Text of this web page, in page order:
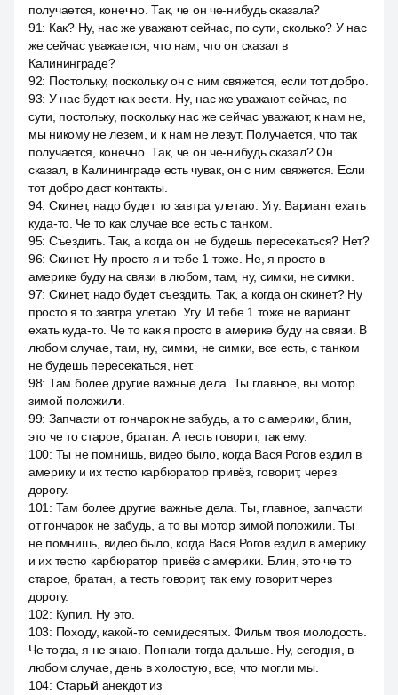
получается, конечно. Так, че он че-нибудь сказала?
91: Как? Ну, нас же уважают сейчас, по сути, сколько? У нас
же сейчас уважается, что нам, что он сказал в
Калининграде?
92: Постольку, поскольку он с ним свяжется, если тот добро.
93: У нас будет как вести. Ну, нас же уважают сейчас, по
сути, постольку, поскольку нас же сейчас уважают, к нам не,
мы никому не лезем, и к нам не лезут. Получается, что так
получается, конечно. Так, че он че-нибудь сказал? Он
сказал, в Калининграде есть чувак, он с ним свяжется. Если
тот добро даст контакты.
94: Скинет, надо будет то завтра улетаю. Угу. Вариант ехать
куда-то. Че то как случае все есть с танком.
95: Съездить. Так, а когда он не будешь пересекаться? Нет?
96: Скинет. Ну просто я и тебе 1 тоже. Не, я просто в
америке буду на связи в любом, там, ну, симки, не симки.
97: Скинет, надо будет съездить. Так, а когда он скинет? Ну
просто я то завтра улетаю. Угу. И тебе 1 тоже не вариант
ехать куда-то. Че то как я просто в америке буду на связи. В
любом случае, там, ну, симки, не симки, все есть, с танком
не будешь пересекаться, нет.
98: Там более другие важные дела. Ты главное, вы мотор
зимой положили.
99: Запчасти от гончарок не забудь, а то с америки, блин,
это че то старое, братан. А тесть говорит, так ему.
100: Ты не помнишь, видео было, когда Вася Рогов ездил в
америку и их тестю карбюратор привёз, говорит, через
дорогу.
101 : Там более другие важные дела. Ты, главное, запчасти
от гончарок не забудь, а то вы мотор зимой положили. Ты
не помнишь, видео было, когда Вася Рогов ездил в америку
и их тестю карбюратор привёз с америки. Блин, это че то
старое, братан, а тесть говорит, так ему говорит через
дорогу.
102: Купил. Ну это.
103: Походу, какой-то семидесятых. Фильм твоя молодость.
Че тогда, я не знаю. Погнали тогда дальше. Ну, сегодня, в
любом случае, день в холостую, все, что могли мы.
104: Старый анекдот из